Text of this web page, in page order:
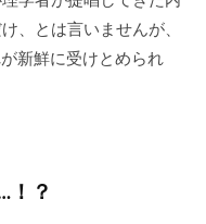
、とは言いませんが、
新鮮に受けとめられ
！？